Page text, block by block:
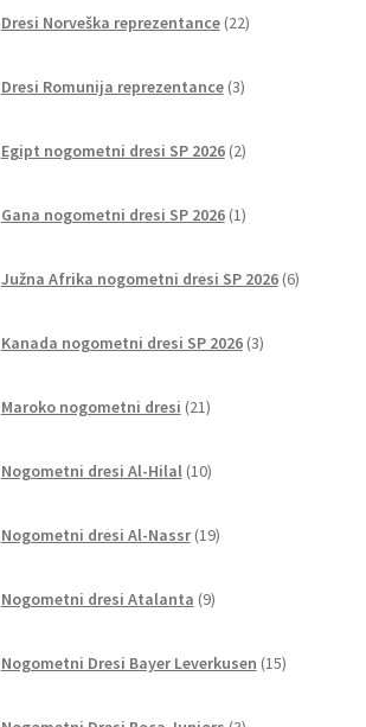
Dresi Norveška reprezentance 22izdelkov
Dresi Romunija reprezentance 3izdelki
Egipt nogometni dresi SP 2026 2izdelka
Gana nogometni dresi SP 2026 1izdelek
Južna Afrika nogometni dresi SP 2026 6izdelkov
Kanada nogometni dresi SP 2026 3izdelki
Maroko nogometni dresi 21izdelkov
Nogometni dresi Al-Hilal 10izdelkov
Nogometni dresi Al-Nassr 19izdelkov
Nogometni dresi Atalanta 9izdelkov
Nogometni Dresi Bayer Leverkusen 15izdelkov